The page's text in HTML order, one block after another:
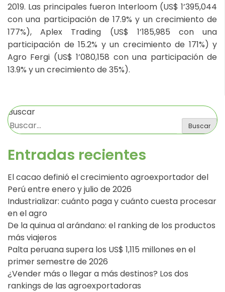
2019. Las principales fueron Interloom (US$ 1’395,044
con una participación de 17.9% y un crecimiento de
177%), Aplex Trading (US$ 1’185,985 con una
participación de 15.2% y un crecimiento de 171%) y
Agro Fergi (US$ 1’080,158 con una participación de
13.9% y un crecimiento de 35%).
Buscar
Buscar
Entradas recientes
El cacao definió el crecimiento agroexportador del
Perú entre enero y julio de 2026
Industrializar: cuánto paga y cuánto cuesta procesar
en el agro
De la quinua al arándano: el ranking de los productos
más viajeros
Palta peruana supera los US$ 1,115 millones en el
primer semestre de 2026
¿Vender más o llegar a más destinos? Los dos
rankings de las agroexportadoras